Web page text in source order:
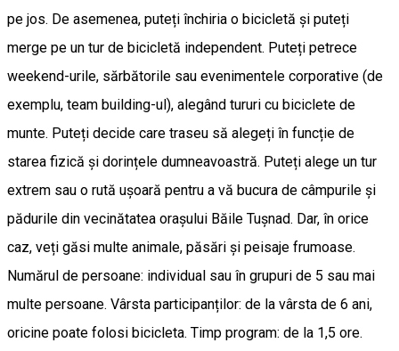
pe jos. De asemenea, puteți închiria o bicicletă și puteți
merge pe un tur de bicicletă independent. Puteți petrece
weekend-urile, sărbătorile sau evenimentele corporative (de
exemplu, team building-ul), alegând tururi cu biciclete de
munte. Puteți decide care traseu să alegeți în funcție de
starea fizică și dorințele dumneavoastră. Puteți alege un tur
extrem sau o rută ușoară pentru a vă bucura de câmpurile și
pădurile din vecinătatea orașului Băile Tușnad. Dar, în orice
caz, veți găsi multe animale, păsări și peisaje frumoase.
Numărul de persoane: individual sau în grupuri de 5 sau mai
multe persoane. Vârsta participanților: de la vârsta de 6 ani,
oricine poate folosi bicicleta. Timp program: de la 1,5 ore.